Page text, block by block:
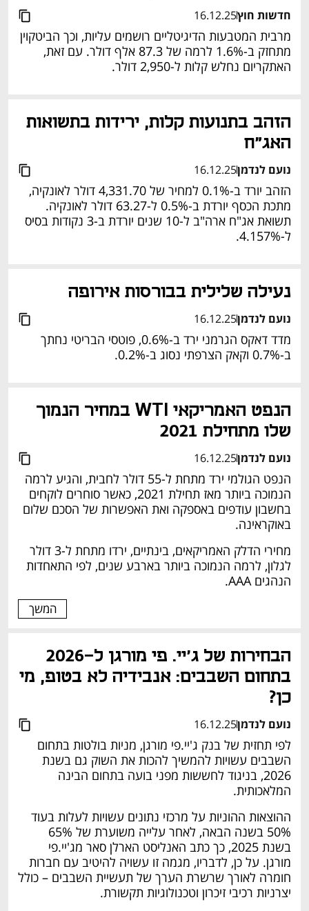
חדשות חוץ16.12.25
מרבית המטבעות הדיגיטליים רושמים עליות, וכך הביטקוין
האתקריום נחלש קלות ל-2,950 דולר.
הזהב בתנועות קלות, ירידות בתשואות
האג"ח
נועם לנדמן16.12.25
תשואת אג"ח ארה"ב ל-10 שנים יורדת ב-3 נקודות בסיס
ל-4.157%.
נעילה שלילית בבורסות אירופה
נועם לנדמן16.12.25
מדד דאקס הגרמני ירד ב-0.6%, פוטסי הבריטי נחתך
ב-0.7% וקאק הצרפתי נסוג ב-0.2%.
שלו מתחילת 2021
נועם לנדמן16.12.25
באוקראינה.
מחירי הדלק האמריקאים, בינתיים, ירדו מתחת ל-3 דולר
לגלון, לרמה הנמוכה ביותר בארבע שנים, לפי התאחדות
הנהגים AAA.
המשך
בתחום השבבים: אנבידיה לא בטופ, מי
כן?
נועם לנדמן16.12.25
השבבים עשויות להמשיך להכות את השוק גם בשנת
המלאכותית.
ההוצאות ההוניות על מרכזי נתונים עשויות לעלות בעוד
מורגן. על כן, לדבריו, מגמה זו עשויה להיטיב עם חברות
חומרה לאורך שרשרת הערך של תעשיית השבבים – כולל
יצרניות רכיבי זיכרון וטכנולוגיות תקשורת.